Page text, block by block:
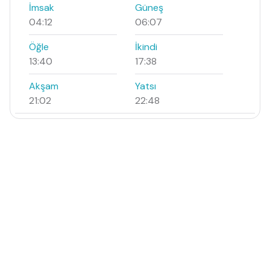
İmsak
04:12
Güneş
06:07
Öğle
13:40
İkindi
17:38
Akşam
21:02
Yatsı
22:48